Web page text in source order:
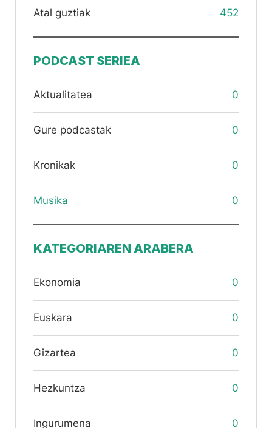
Atal guztiak 452
PODCAST SERIEA
Aktualitatea 0
Gure podcastak 0
Kronikak 0
Musika 0
KATEGORIAREN ARABERA
Ekonomia 0
Euskara 0
Gizartea 0
Hezkuntza 0
Ingurumena 0